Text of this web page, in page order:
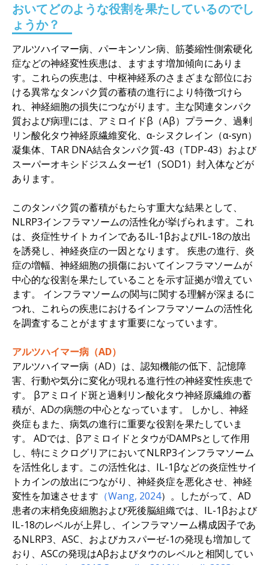
おいてどのような役割を果たしているのでし
ょうか？
アルツハイマー病、パーキンソン病、筋萎縮性側索硬化
症などの神経変性疾患は、ますます増加傾向にありま
す。これらの疾患は、中枢神経系のさまざまな部位にお
ける異常なタンパク質の蓄積の進行により特徴づけら
れ、神経細胞の損失につながります。主な関連タンパク
質および病理には、アミロイドβ（Aβ）プラーク、過剰
リン酸化タウ神経原繊維変化、α-シヌクレイン（α-syn）
凝集体、TAR DNA結合タンパク質-43（TDP-43）および
スーパーオキシドジスムターゼ1（SOD1）封入体などが
あります。
このタンパク質の蓄積がもたらす重大な結果として、
NLRP3インフラマソームの活性化が挙げられます。これ
は、炎症性サイトカインであるIL-1βおよびIL-18の放出
を誘発し、神経炎症の一因となります。 疾患の進行、炎
症の増幅、神経細胞の損傷においてインフラマソームが
中心的な役割を果たしていることを示す証拠が増えてい
ます。 インフラマソームの関与に関する理解が深まるに
つれ、これらの疾患におけるインフラマソームの活性化
を調査することがますます重要になっています。
アルツハイマー病（AD）
アルツハイマー病（AD）は、認知機能の低下、記憶障
害、行動や気分に変化が現れる進行性の神経変性疾患で
す。 βアミロイド斑と過剰リン酸化タウ神経原繊維の蓄
積が、ADの病態の中心となっています。 しかし、神経
炎症もまた、病気の進行に重要な役割を果たしていま
す。 ADでは、βアミロイドとタウがDAMPsとして作用
し、特にミクログリアにおいてNLRP3インフラマソーム
を活性化します。この活性化は、IL-1βなどの炎症性サイ
トカインの放出につながり、神経炎症を悪化させ、神経
変性を加速させます （Wang, 2024）。したがって、AD
患者の末梢免疫細胞および死後脳組織では、IL-1βおよび
IL-18のレベルが上昇し、インフラマソーム構成因子であ
るNLRP3、ASC、およびカスパーゼ-1の発現も増加して
おり、ASCの発現はAβおよびタウのレベルと相関してい